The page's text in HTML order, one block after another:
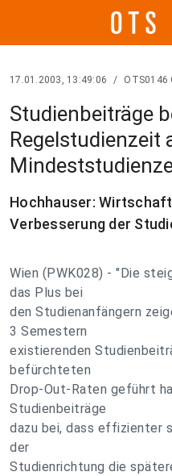
17.01.2003, 13:49:06 / OTS0146
Studienbeiträge
Regelstudienzeit
Hochhauser:
Verbesserung der
Wien (PWK028) - "Die
das Plus bei
den Studienanfängern
3 Semestern
existierenden
befürchteten
Drop-Out-Raten geführt
Studienbeiträge
dazu bei, dass effizienter
der
Studienrichtung die